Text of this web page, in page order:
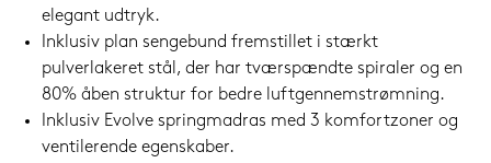
elegant udtryk.
Inklusiv plan sengebund fremstillet i stærkt
pulverlakeret stål, der har tværspændte spiraler og en
80% åben struktur for bedre luftgennemstrømning.
Inklusiv Evolve springmadras med 3 komfortzoner og
ventilerende egenskaber.